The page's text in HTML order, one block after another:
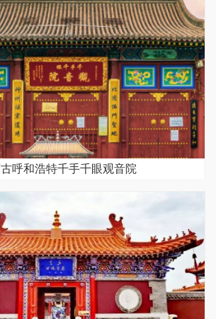
呼和浩特千手千眼观音院